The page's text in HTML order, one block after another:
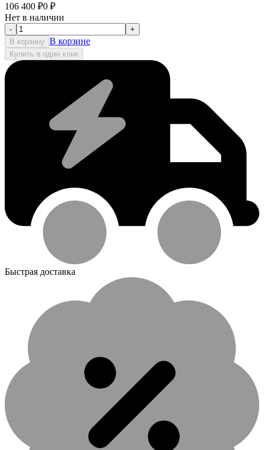
106 400 ₽0 ₽
Нет в наличии
-
+
В корзину В корзине
Купить в один клик
Быстрая доставка